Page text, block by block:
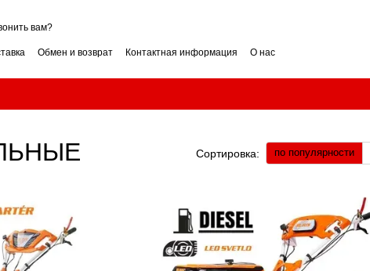
вам?
Обмен и возврат Контактная информация
О нас
выбрать? Советы
вертикальный? Как выбрать?
Измельчитель веток: как выбрать? Гид
мощность? Гид
Сортировка: по популярности